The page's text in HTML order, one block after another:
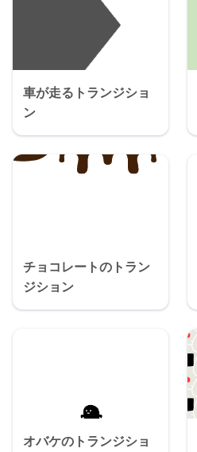
車が走るトランジショ
ン
チョコレートのトラン
ジション
オバケのトランジショ